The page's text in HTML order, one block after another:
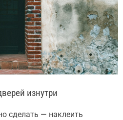
изнутри
сделать — наклеить